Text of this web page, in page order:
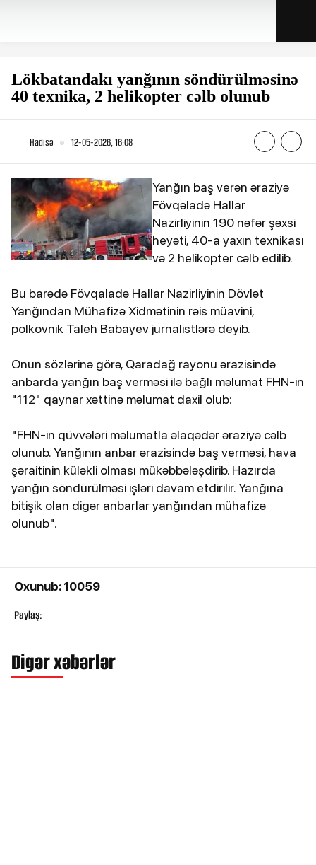
Lökbatandakı yanğının söndürülməsinə
40 texnika, 2 helikopter cəlb olunub
Hadisə 12-05-2026, 16:08
Yanğın baş verən əraziyə
Fövqəladə Hallar
Nazirliyinin 190 nəfər şəxsi
heyəti, 40-a yaxın texnikası
və 2 helikopter cəlb edilib.
Bu barədə Fövqaladə Hallar Nazirliyinin Dövlət
Yanğından Mühafizə Xidmətinin rəis müavini,
polkovnik Taleh Babayev jurnalistlərə deyib.
Onun sözlərinə görə, Qaradağ rayonu ərazisində
anbarda yanğın baş verməsi ilə bağlı məlumat FHN-in
"112" qaynar xəttinə məlumat daxil olub:
"FHN-in qüvvələri məlumatla əlaqədər əraziyə cəlb
olunub. Yanğının anbar ərazisində baş verməsi, hava
şəraitinin küləkli olması mükəbbələşdirib. Hazırda
yanğın söndürülməsi işləri davam etdirilir. Yanğına
bitişik olan digər anbarlar yanğından mühafizə
olunub".
Oxunub: 10059
Paylaş:
Digər xəbərlər